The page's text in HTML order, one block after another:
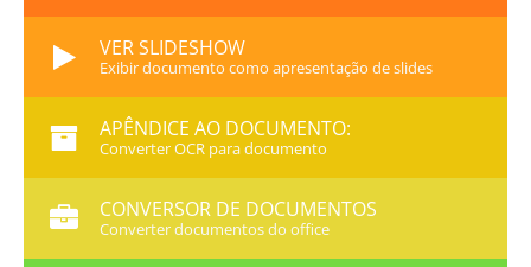
VER SLIDESHOW
Exibir documento como apresentação de slides
APÊNDICE AO DOCUMENTO:
Converter OCR para documento
CONVERSOR DE DOCUMENTOS
Converter documentos do office